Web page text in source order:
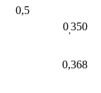
0,5
0,350
0,368